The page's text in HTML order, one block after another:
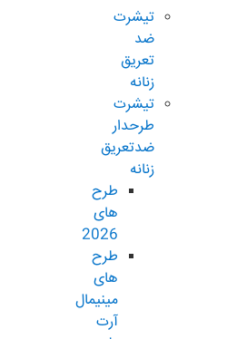
تیشرت
ضد
تعریق
زنانه
تیشرت
طرحدار
ضدتعریق
زنانه
طرح
های
2026
طرح
های
مینیمال
آرت